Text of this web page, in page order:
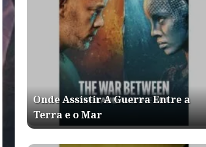
Onde Assistir A Guerra Entre a
Terra e o Mar